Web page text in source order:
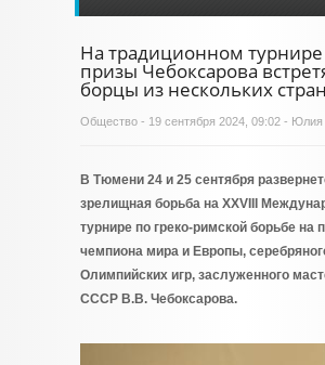
На традиционном
призы Чебоксарова
борцы из нескольких стран
Общество - 19 сентября 2024, 09:02 - Юлия
В Тюмени 24 и 25 сентября
зрелищная борьба на XXVIII
турнире по греко-римской борьбе на
чемпиона мира и Европы,
Олимпийских игр, заслуженного
СССР В.В. Чебоксарова.